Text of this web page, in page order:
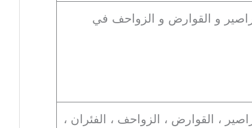
و القوارض و الزواحف في
، القوارض ، الزواحف ، الفئران ،